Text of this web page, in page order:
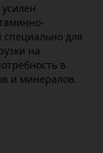
для
на
в
и минералов.